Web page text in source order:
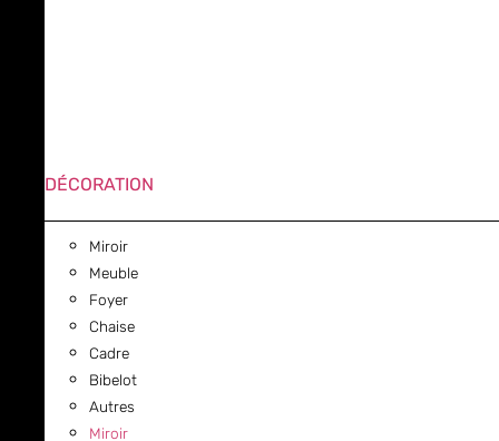
DÉCORATION
Miroir
Meuble
Foyer
Chaise
Cadre
Bibelot
Autres
Miroir